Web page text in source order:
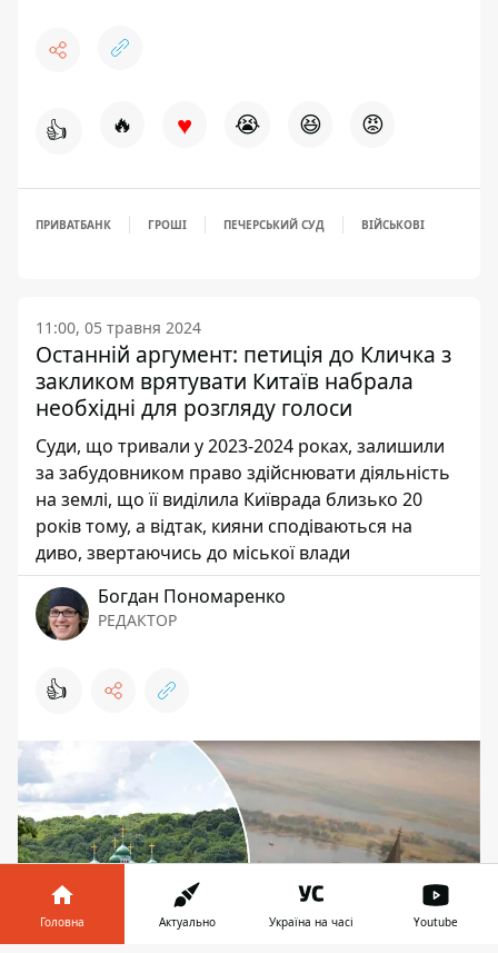
👍 🔥 ♥ 😭 😆 😡
ПРИВАТБАНК ГРОШІ ПЕЧЕРСЬКИЙ СУД ВІЙСЬКОВІ
11:00, 05 травня 2024
Останній аргумент: петиція до Кличка з
закликом врятувати Китаїв набрала
необхідні для розгляду голоси
Суди, що тривали у 2023-2024 роках, залишили
за забудовником право здійснювати діяльність
на землі, що її виділила Київрада близько 20
років тому, а відтак, кияни сподіваються на
диво, звертаючись до міської влади
Богдан Пономаренко
РЕДАКТОР
👍
Головна Актуально Україна на часі Youtube